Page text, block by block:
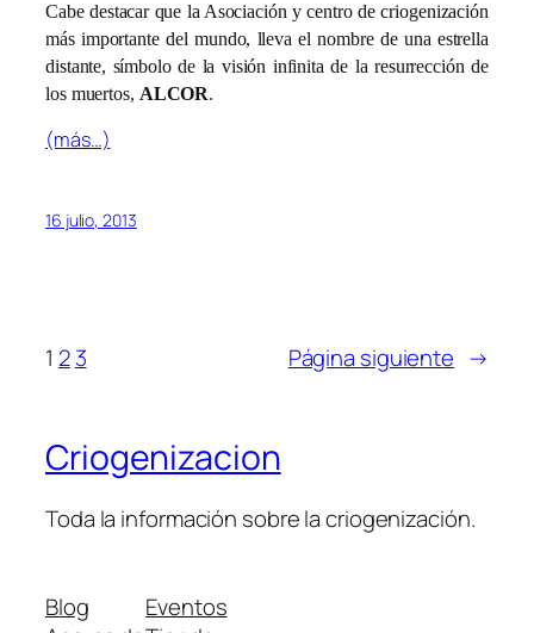
Cabe destacar que la Asociación y centro de criogenización
más importante del mundo, lleva el nombre de una estrella
distante, símbolo de la visión infinita de la resurrección de
los muertos, ALCOR.
(más…)
16 julio, 2013
1 2 3 Página siguiente →
Criogenizacion
Toda la información sobre la criogenización.
Blog
Eventos